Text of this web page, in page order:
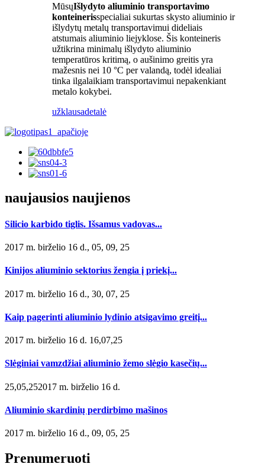
MūsųIšlydyto aliuminio transportavimo
konteinerisspecialiai sukurtas skysto aliuminio ir
išlydytų metalų transportavimui dideliais
atstumais aliuminio liejyklose. Šis konteineris
užtikrina minimalų išlydyto aliuminio
temperatūros kritimą, o aušinimo greitis yra
mažesnis nei 10 °C per valandą, todėl idealiai
tinka ilgalaikiam transportavimui nepakenkiant
metalo kokybei.
užklausadetalė
naujausios naujienos
Silicio karbido tiglis. Išsamus vadovas...
2017 m. birželio 16 d., 05, 09, 25
Kinijos aliuminio sektorius žengia į priekį...
2017 m. birželio 16 d., 30, 07, 25
Kaip pagerinti aliuminio lydinio atsigavimo greitį...
2017 m. birželio 16 d. 16,07,25
Slėginiai vamzdžiai aliuminio žemo slėgio kasečių...
25,05,252017 m. birželio 16 d.
Aliuminio skardinių perdirbimo mašinos
2017 m. birželio 16 d., 09, 05, 25
Prenumeruoti